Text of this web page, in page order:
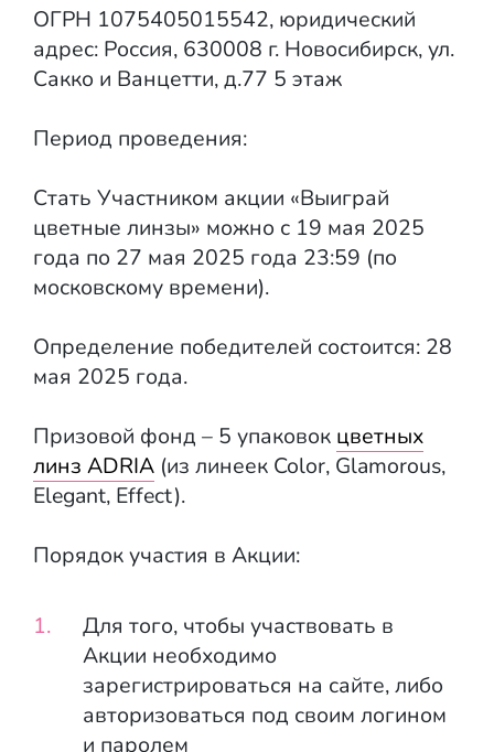
ОГРН 1075405015542, юридический
адрес: Россия, 630008 г. Новосибирск, ул.
Сакко и Ванцетти, д.77 5 этаж
Период проведения:
Стать Участником акции «Выиграй
цветные линзы» можно с 19 мая 2025
года по 27 мая 2025 года 23:59 (по
московскому времени).
Определение победителей состоится: 28
мая 2025 года.
Призовой фонд – 5 упаковок цветных
линз ADRIA (из линеек Color, Glamorous,
Elegant, Effect).
Порядок участия в Акции:
Для того, чтобы участвовать в
Акции необходимо
зарегистрироваться на сайте, либо
авторизоваться под своим логином
и паролем